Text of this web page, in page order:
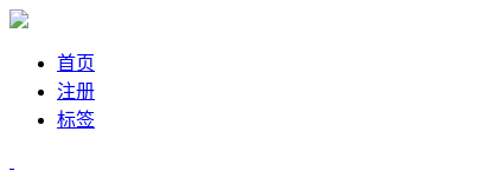
首页
注册
标签